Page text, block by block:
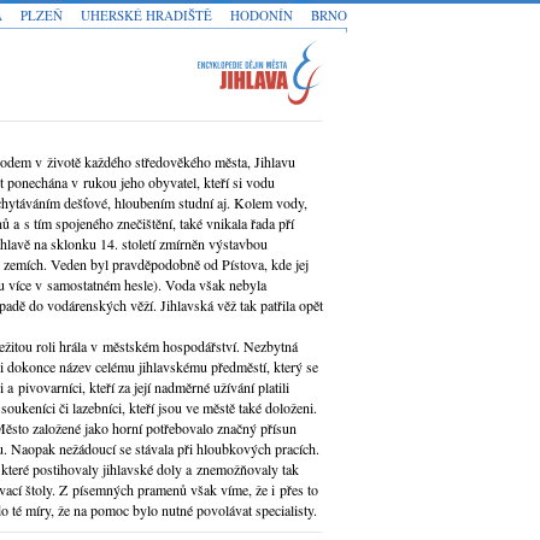
v životě každého středověkého města, Jihlavu
v rukou jeho obyvatel, kteří si vodu
dešťové, hloubením studní aj. Kolem vody,
a s tím spojeného znečištění, také vnikala řada pří
na sklonku 14. století zmírněn výstavbou
Veden byl pravděpodobně od Pístova, kde jej
v samostatném hesle). Voda však nebyla
do vodárenských věží. Jihlavská věž tak patřila opět
roli hrála v městském hospodářství. Nezbytná
název celému jihlavskému předměstí, který se
a pivovarníci, kteří za její nadměrné užívání platili
či lazebníci, kteří jsou ve městě také doloženi.
založené jako horní potřebovalo značný přísun
Naopak nežádoucí se stávala při hloubkových pracích.
postihovaly jihlavské doly a znemožňovaly tak
štoly. Z písemných pramenů však víme, že i přes to
míry, že na pomoc bylo nutné povolávat specialisty.
BRNO
HODONÍN
UHERSKÉ HRADIŠTĚ
PLZEŇ